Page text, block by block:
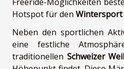
Hotspot für den Wintersport
Neben den sportlichen
eine festliche
traditionellen Schweizer